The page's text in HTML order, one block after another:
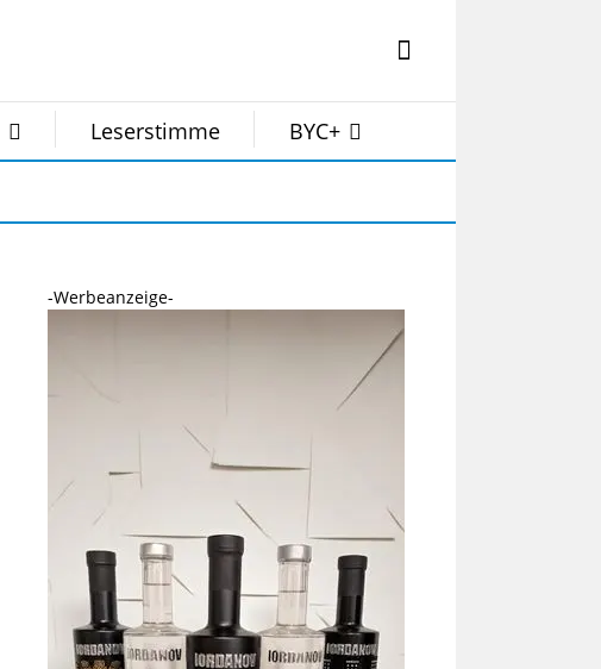
Leserstimme BYC+
-Werbeanzeige-